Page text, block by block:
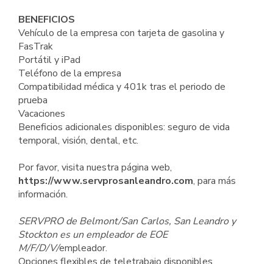
BENEFICIOS
Vehículo de la empresa con tarjeta de gasolina y
FasTrak
Portátil y iPad
Teléfono de la empresa
Compatibilidad médica y 401k tras el periodo de
prueba
Vacaciones
Beneficios adicionales disponibles: seguro de vida
temporal, visión, dental, etc.
Por favor, visita nuestra página web,
https://www.servprosanleandro.com, para más
información.
SERVPRO de Belmont/San Carlos, San Leandro y
Stockton es un empleador de EOE
M/F/D/V/empleador.